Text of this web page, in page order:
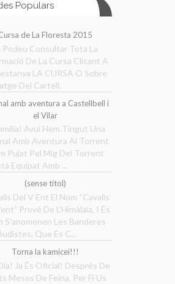
Populars
de La Floresta 2015
Podeu Consultar Tota La
De La Cursa Clicant A
LA CURSA O Sobre
Del Cartell.
amb aventura a Castellbell i
el Vilar
Avui Hem Tingut Una
Amb Aventura Al Torrent
Pujat Pel Mig Del Torrent
Equipat Amb ...
(sense títol)
Del V Ent El Nom “Cavalls
Prové De L’Himàlaia, I És
S’anomenen Les Banderes
Que Es C...
Torna la kamicei!!!
Ja És Oficial! Després De
Mesos De Feina, Per Fi Us